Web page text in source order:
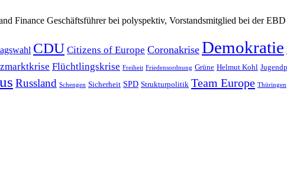
Finance Geschäftsführer bei polyspektiv, Vorstandsmitglied bei der
CDU Citizens of Europe Coronakrise Demokratie
Flüchtlingskrise Freiheit Friedensordnung Grüne Helmut Kohl
Russland Schengen Sicherheit SPD Strukturpolitik Team Europe Thüringen